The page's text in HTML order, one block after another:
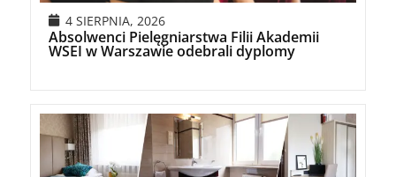
4 SIERPNIA, 2026
Absolwenci Pielęgniarstwa Filii Akademii
WSEI w Warszawie odebrali dyplomy